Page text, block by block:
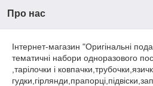
Про нас
Інтернет-магазин "Оригінальні
тематичні набори одноразового
,тарілочки і